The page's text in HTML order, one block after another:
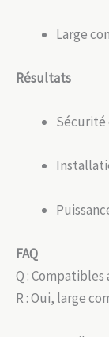
Large
Résultats
Sécurité
FAQ
Q : Compatibles
R : Oui, large